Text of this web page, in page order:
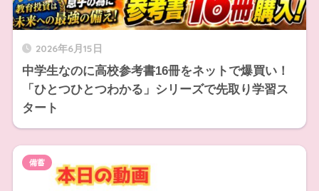
2026年6月15日
中学生なのに高校参考書16冊をネットで爆買い！
「ひとつひとつわかる」シリーズで先取り学習ス
タート
備蓄